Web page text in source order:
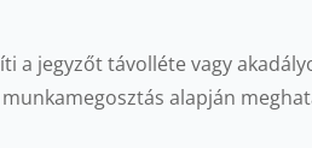
a jegyzőt távolléte vagy
alapján